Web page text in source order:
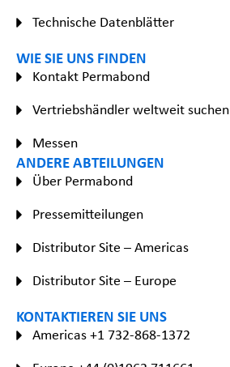
Technische Datenblätter
WIE SIE UNS FINDEN
Kontakt Permabond
Vertriebshändler weltweit suchen
Messen
ANDERE ABTEILUNGEN
Über Permabond
Pressemitteilungen
Distributor Site – Americas
Distributor Site – Europe
KONTAKTIEREN SIE UNS
Americas +1 732-868-1372